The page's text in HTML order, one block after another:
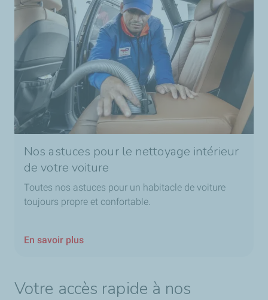
Nos astuces pour le nettoyage intérieur
de votre voiture
Toutes nos astuces pour un habitacle de voiture
toujours propre et confortable.
En savoir plus
Votre accès rapide à nos